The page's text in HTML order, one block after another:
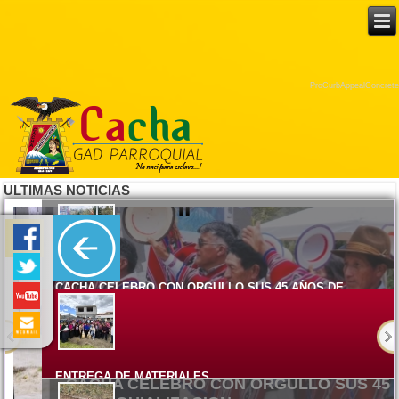
ProCurbAppealConcrete
ULTIMAS NOTICIAS
ENTREGA DE MATERIALES
El Gobierno Autónomo Descentralizado Parroquial Rural de
CACHA CELEBRO CON ORGULLO SUS 45 AÑOS DE
PARROQUIALIZACION
Lunes, 08 Junio 2026 15:17
ENTREGA DE MATERIALES
Viernes, 05 Junio 2026 14:58